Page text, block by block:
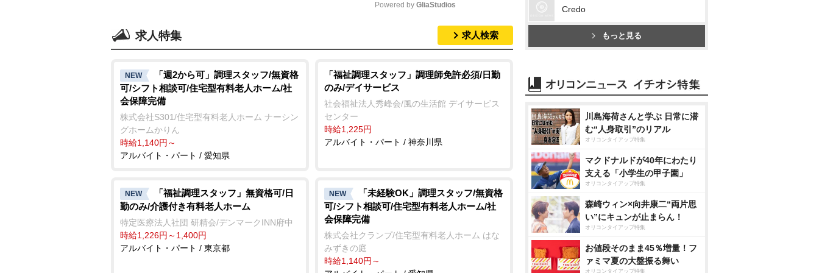
Powered by GliaStudios
求人特集 求人検索
NEW
「週2から可」調理スタッフ/無資格
可/シフト相談可/住宅型有料老人ホーム/社
会保障完備
株式会社S301/住宅型有料老人ホーム ナーシン
グホームかりん
時給1,140円～
アルバイト・パート / 愛知県
「福祉調理スタッフ」調理師免許必須/日勤
のみ/デイサービス
社会福祉法人秀峰会/風の生活館 デイサービス
センター
時給1,225円
アルバイト・パート / 神奈川県
NEW
「福祉調理スタッフ」無資格可/日
勤のみ/介護付き有料老人ホーム
特定医療法人社団 研精会/デンマークINN府中
時給1,226円～1,400円
アルバイト・パート / 東京都
NEW
「未経験OK」調理スタッフ/無資格
可/シフト相談可/住宅型有料老人ホーム/社
会保障完備
株式会社クランプ/住宅型有料老人ホーム はな
みずきの庭
時給1,140円～
Credo
もっと見る
川島海荷さんと学ぶ 日常に潜
む“人身取引”のリアル
オリコンタイアップ特集
マクドナルドが40年にわたり
支える「小学生の甲子園」
オリコンタイアップ特集
森崎ウィン×向井康二“両片思
い”にキュンが止まらん！
オリコンタイアップ特集
お値段そのまま45％増量！フ
ァミマ夏の大盤振る舞い
オリコンタイアップ特集